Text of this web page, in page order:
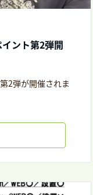
ント第2弾開
2弾が開催されま